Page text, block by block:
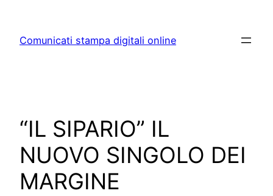
content
Comunicati stampa digitali online
“IL SIPARIO” IL
NUOVO SINGOLO DEI
MARGINE